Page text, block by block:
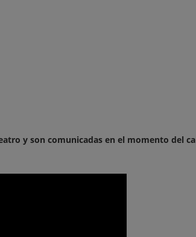
y son comunicadas en el momento del